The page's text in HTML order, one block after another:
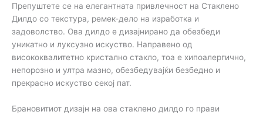
Препуштете се на елегантната привлечност на Стаклено
Дилдо со текстура, ремек-дело на изработка и
задоволство. Ова дилдо е дизајнирано да обезбеди
уникатно и луксузно искуство. Направено од
висококвалитетно кристално стакло, тоа е хипоалергично,
непорозно и ултра мазно, обезбедувајќи безбедно и
прекрасно искуство секој пат.
Брановитиот дизајн на ова стаклено дилдо го прави